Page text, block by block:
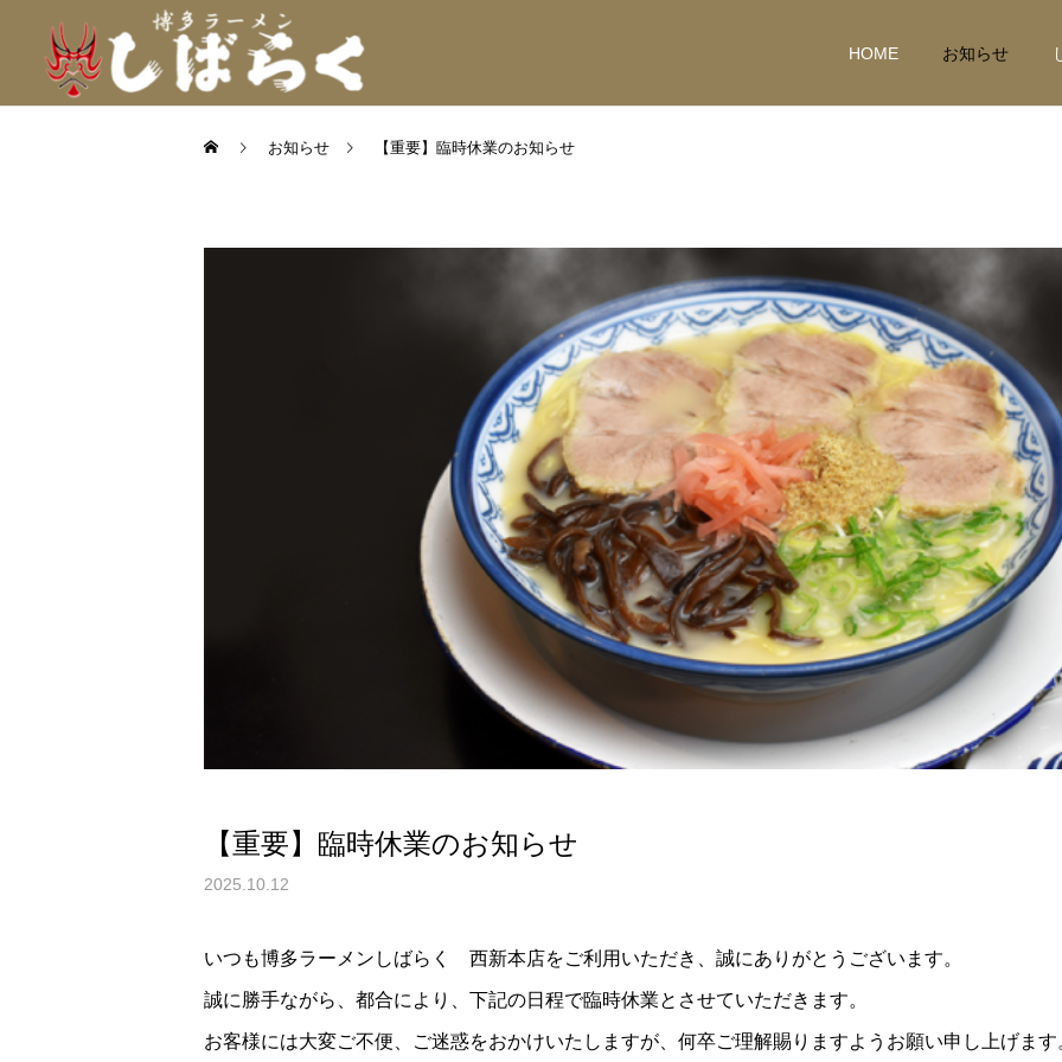
HOME お知らせ
お知らせ 【重要】臨時休業のお知らせ
【重要】臨時休業のお知らせ
2025.10.12
いつも博多ラーメンしばらく 西新本店をご利用いただき、誠にありがとうございます。
誠に勝手ながら、都合により、下記の日程で臨時休業とさせていただきます。
お客様には大変ご不便、ご迷惑をおかけいたしますが、何卒ご理解賜りますようお願い申し上げます